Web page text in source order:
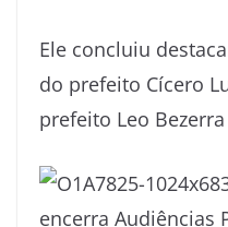
Ele concluiu
do prefeito Cícero
prefeito Leo